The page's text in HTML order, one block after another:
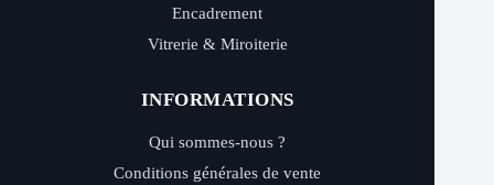
Encadrement
Vitrerie & Miroiterie
INFORMATIONS
Qui sommes-nous ?
Conditions générales de vente